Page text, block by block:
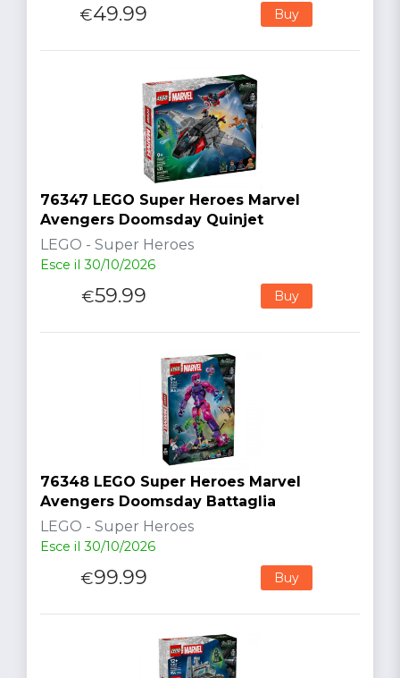
€49.99 Buy
76347 LEGO Super Heroes Marvel
Avengers Doomsday Quinjet
LEGO - Super Heroes
Esce il 30/10/2026
€59.99 Buy
76348 LEGO Super Heroes Marvel
Avengers Doomsday Battaglia
LEGO - Super Heroes
Esce il 30/10/2026
€99.99 Buy